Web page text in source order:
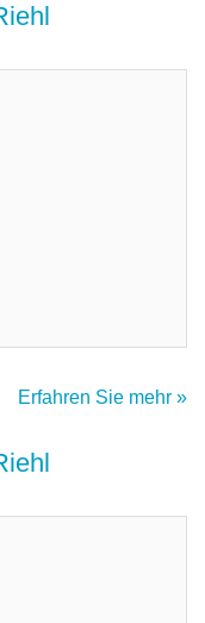
Erfahren Sie mehr »